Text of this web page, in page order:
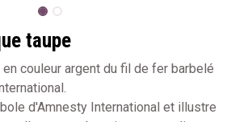
taupe
couleur argent du fil de fer barbelé
d'Amnesty International et illustre